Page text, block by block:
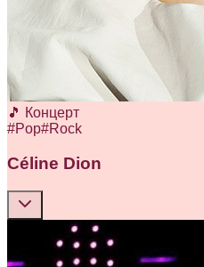
🎵 Концерт
#Pop#Rock
Céline Dion